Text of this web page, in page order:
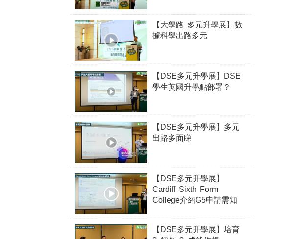
【大學路 多元升學展】數
據科學出路多元
【DSE多元升學展】DSE
學生英國升學點部署？
【DSE多元升學展】多元
出路多面睇
【DSE多元升學展】
Cardiff Sixth Form
College介紹G5申請需知
【DSE多元升學展】培育